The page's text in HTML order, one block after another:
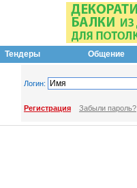
Тендеры Общение
Логин:
Регистрация Забыли пароль?